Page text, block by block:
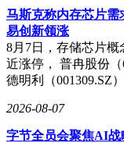
作性。会议形成的专
据。
根据会议决议，动力
准制修订管理办法》
化实施要求，确保各
企业实际应用需求。
马斯克称内存芯片需
易创新领涨
8月7日，存储芯片概
近涨停， 普冉股份（
德明利（001309.SZ
2026-08-07
字节全员会聚焦AI战